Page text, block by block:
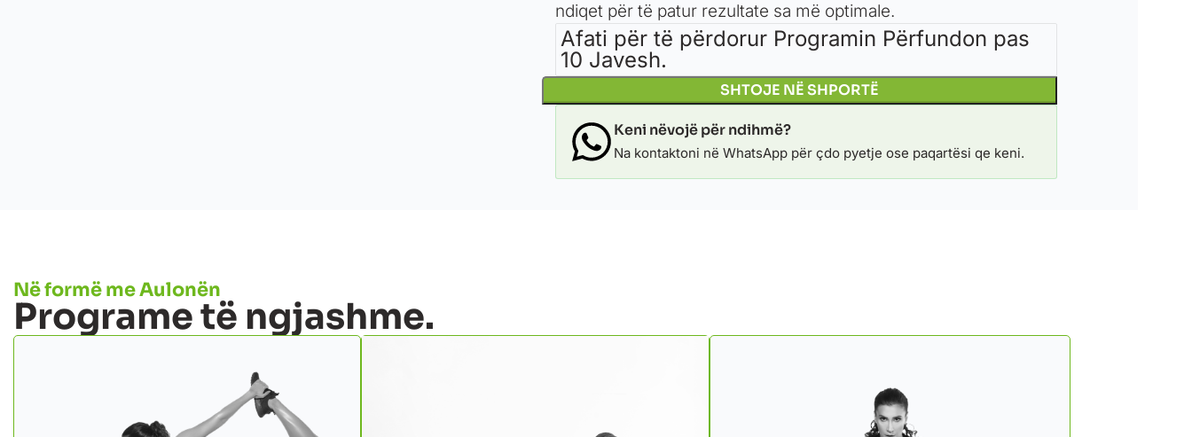
ndiqet për të patur rezultate sa më optimale.
Afati për të përdorur Programin Përfundon pas
10 Javesh.
SHTOJE NË SHPORTË
Keni nëvojë për ndihmë?
Na kontaktoni në WhatsApp për çdo pyetje ose paqartësi qe keni.
Në formë me Aulonën
Programe të ngjashme.